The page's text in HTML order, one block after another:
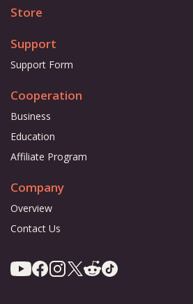
Store
Support
Support Form
Cooperation
Business
Education
Affiliate Program
Company
Overview
Contact Us